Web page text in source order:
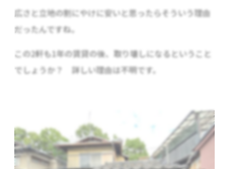
広さと立地の割にやけに安いと思ったらそういう理由
だったんですね。
この2軒も1年の賃貸の後、取り壊しになるということ
でしょうか？ 詳しい理由は不明です。